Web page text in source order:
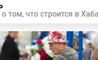
том, что строится в